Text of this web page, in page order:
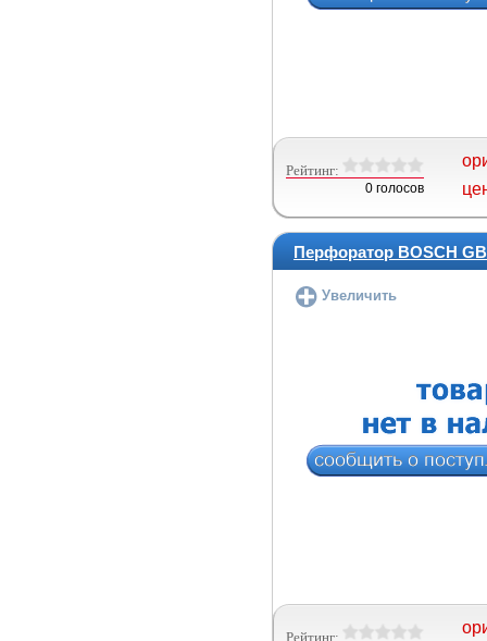
Рейтинг:
0 голосов
Перфоратор BOSCH
Увеличить
Рейтинг: